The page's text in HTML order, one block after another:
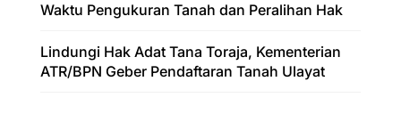
Waktu Pengukuran Tanah dan Peralihan Hak
Lindungi Hak Adat Tana Toraja, Kementerian
ATR/BPN Geber Pendaftaran Tanah Ulayat